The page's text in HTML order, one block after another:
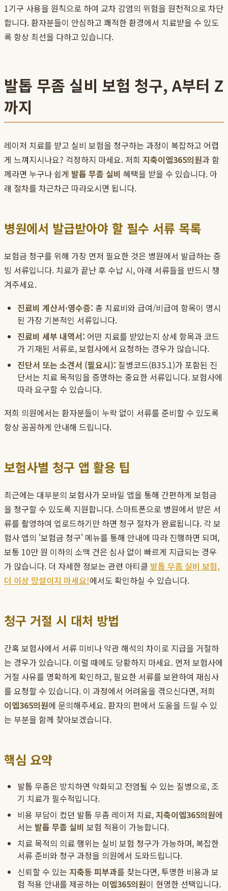
1기구 사용을 원칙으로 하여 교차 감염의 위험을 원천적으로 차단
합니다. 환자분들이 안심하고 쾌적한 환경에서 치료받을 수 있도
록 항상 최선을 다하고 있습니다.
발톱 무좀 실비 보험 청구, A부터 Z
까지
레이저 치료를 받고 실비 보험을 청구하는 과정이 복잡하고 어렵
게 느껴지시나요? 걱정하지 마세요. 저희 지축이엠365의원과 함
께라면 누구나 쉽게 발톱 무좀 실비 혜택을 받을 수 있습니다. 아
래 절차를 차근차근 따라오시면 됩니다.
병원에서 발급받아야 할 필수 서류 목록
보험금 청구를 위해 가장 먼저 필요한 것은 병원에서 발급하는 증
빙 서류입니다. 치료가 끝난 후 수납 시, 아래 서류들을 반드시 챙
겨주세요.
진료비 계산서·영수증: 총 치료비와 급여/비급여 항목이 명시
된 가장 기본적인 서류입니다.
진료비 세부 내역서: 어떤 치료를 받았는지 상세 항목과 코드
가 기재된 서류로, 보험사에서 요청하는 경우가 많습니다.
진단서 또는 소견서 (필요시): 질병코드(B35.1)가 포함된 진
단서는 치료 목적임을 증명하는 중요한 서류입니다. 보험사에
따라 요구할 수 있습니다.
저희 의원에서는 환자분들이 누락 없이 서류를 준비할 수 있도록
항상 꼼꼼하게 안내해 드립니다.
보험사별 청구 앱 활용 팁
최근에는 대부분의 보험사가 모바일 앱을 통해 간편하게 보험금
을 청구할 수 있도록 지원합니다. 스마트폰으로 병원에서 받은 서
류를 촬영하여 업로드하기만 하면 청구 절차가 완료됩니다. 각 보
험사 앱의 '보험금 청구' 메뉴를 통해 안내에 따라 진행하면 되며,
보통 10만 원 이하의 소액 건은 심사 없이 빠르게 지급되는 경우
가 많습니다. 더 자세한 정보는 관련 아티클 발톱 무좀 실비 보험,
더 이상 망설이지 마세요!에서도 확인하실 수 있습니다.
청구 거절 시 대처 방법
간혹 보험사에서 서류 미비나 약관 해석의 차이로 지급을 거절하
는 경우가 있습니다. 이럴 때에도 당황하지 마세요. 먼저 보험사에
거절 사유를 명확하게 확인하고, 필요한 서류를 보완하여 재심사
를 요청할 수 있습니다. 이 과정에서 어려움을 겪으신다면, 저희
이엠365의원에 문의해주세요. 환자의 편에서 도움을 드릴 수 있
는 부분을 함께 찾아보겠습니다.
핵심 요약
발톱 무좀은 방치하면 악화되고 전염될 수 있는 질병으로, 조
기 치료가 필수적입니다.
비용 부담이 컸던 발톱 무좀 레이저 치료, 지축이엠365의원에
서는 발톱 무좀 실비 보험 적용이 가능합니다.
치료 목적의 의료 행위는 실비 보험 청구가 가능하며, 복잡한
서류 준비와 청구 과정을 의원에서 도와드립니다.
신뢰할 수 있는 지축동 피부과를 찾는다면, 투명한 비용과 보
험 적용 안내를 제공하는 이엠365의원이 현명한 선택입니다.